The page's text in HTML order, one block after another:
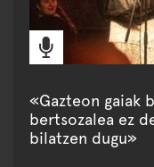
«Gazteon gaiak
bertsozalea ez
bilatzen dugu»